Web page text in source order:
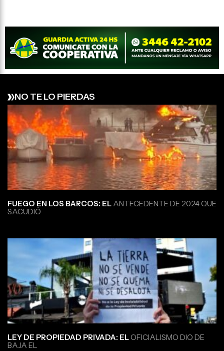
NO TE LO PIERDAS
FUEGO EN LOS BARCOS: EL ANTECEDENTE DE 2024 QUE
SACUDIÓ
LEY DE PROPIEDAD PRIVADA: ELOFICIALISMO DIO DE
BAJA EL